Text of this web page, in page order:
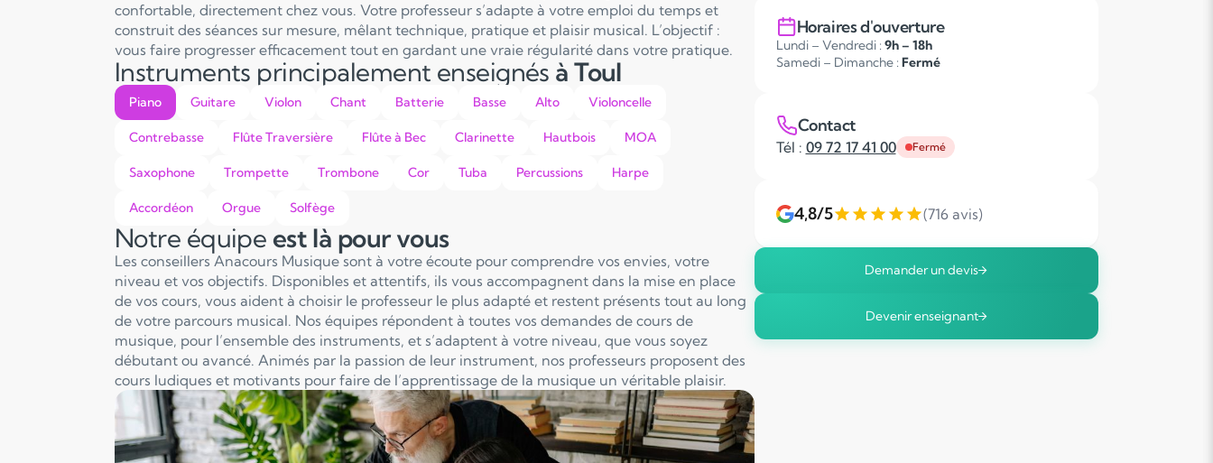
confortable, directement chez vous. Votre professeur s’adapte à votre emploi du temps et
construit des séances sur mesure, mêlant technique, pratique et plaisir musical. L’objectif :
vous faire progresser efficacement tout en gardant une vraie régularité dans votre pratique.
Instruments principalement enseignés à Toul
Piano Guitare Violon Chant Batterie Basse Alto Violoncelle
Contrebasse Flûte Traversière Flûte à Bec Clarinette Hautbois MOA
Saxophone Trompette Trombone Cor Tuba Percussions Harpe
Accordéon Orgue Solfège
Notre équipe est là pour vous
Les conseillers Anacours Musique sont à votre écoute pour comprendre vos envies, votre
niveau et vos objectifs. Disponibles et attentifs, ils vous accompagnent dans la mise en place
de vos cours, vous aident à choisir le professeur le plus adapté et restent présents tout au long
de votre parcours musical. Nos équipes répondent à toutes vos demandes de cours de
musique, pour l’ensemble des instruments, et s’adaptent à votre niveau, que vous soyez
débutant ou avancé. Animés par la passion de leur instrument, nos professeurs proposent des
cours ludiques et motivants pour faire de l’apprentissage de la musique un véritable plaisir.
Horaires d'ouverture
Lundi – Vendredi : 9h – 18h
Samedi – Dimanche : Fermé
Contact
Tél : 09 72 17 41 00 Fermé
4,8/5 (716 avis)
Demander un devis
Devenir enseignant